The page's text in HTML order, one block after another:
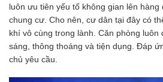
luôn ưu tiên yếu tố không gian lên hàng
chung cư. Cho nên, cư dân tại đây có
khí vô cùng trong lành. Căn phòng
sáng, thông thoáng và tiện dụng. Đáp
chủ yêu cầu.